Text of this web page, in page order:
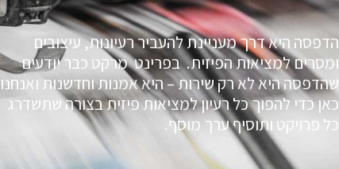
הדפסה היא דרך מעניינת להעביר רעיונות, עיצובים
ומסרים למציאות הפיזית. בפרינט מרקט כבר יודעים
שהדפסה היא לא רק שירות – היא אמנות וחדשנות ואנחנו
כאן כדי להפוך כל רעיון למציאות פיזית בצורה שתשדרג
כל פרויקט ותוסיף ערך מוסף.